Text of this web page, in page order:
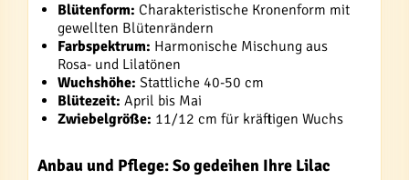
Blütenform: Charakteristische Kronenform mit
gewellten Blütenrändern
Farbspektrum: Harmonische Mischung aus
Rosa- und Lilatönen
Wuchshöhe: Stattliche 40-50 cm
Blütezeit: April bis Mai
Zwiebelgröße: 11/12 cm für kräftigen Wuchs
Anbau und Pflege: So gedeihen Ihre Lilac